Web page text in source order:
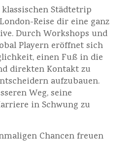
Städtetrip
Reise dir eine ganz
Durch Workshops und
Playern eröffnet sich
einen Fuß in die
direkten Kontakt zu
aufzubauen.
Weg, seine
in Schwung zu
Chancen freuen